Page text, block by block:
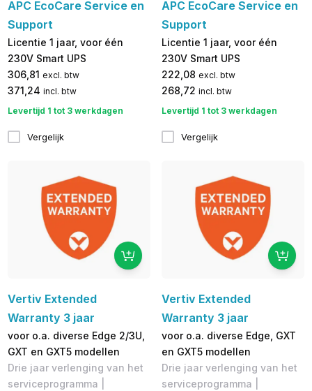
APC EcoCare Service en
Support
Licentie 1 jaar, voor één
230V Smart UPS
306,81 excl. btw
371,24 incl. btw
Levertijd 1 tot 3 werkdagen
Vergelijk
APC EcoCare Service en
Support
Licentie 1 jaar, voor één
230V Smart UPS
222,08 excl. btw
268,72 incl. btw
Levertijd 1 tot 3 werkdagen
Vergelijk
Vertiv Extended
Warranty 3 jaar
voor o.a. diverse Edge 2/3U,
GXT en GXT5 modellen
Drie jaar verlenging van het
serviceprogramma |
Vertiv Extended
Warranty 3 jaar
voor o.a. diverse Edge, GXT
en GXT5 modellen
Drie jaar verlenging van het
serviceprogramma |